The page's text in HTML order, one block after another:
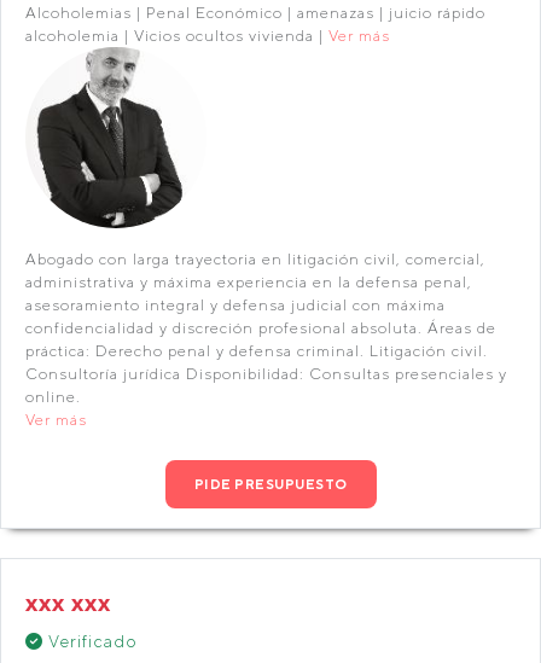
Alcoholemias | Penal Económico | amenazas | juicio rápido
alcoholemia | Vicios ocultos vivienda | Ver más
Abogado con larga trayectoria en litigación civil, comercial,
administrativa y máxima experiencia en la defensa penal,
asesoramiento integral y defensa judicial con máxima
confidencialidad y discreción profesional absoluta. Áreas de
práctica: Derecho penal y defensa criminal. Litigación civil.
Consultoría jurídica Disponibilidad: Consultas presenciales y
online.
Ver más
PIDE PRESUPUESTO
xxx xxx
Verificado